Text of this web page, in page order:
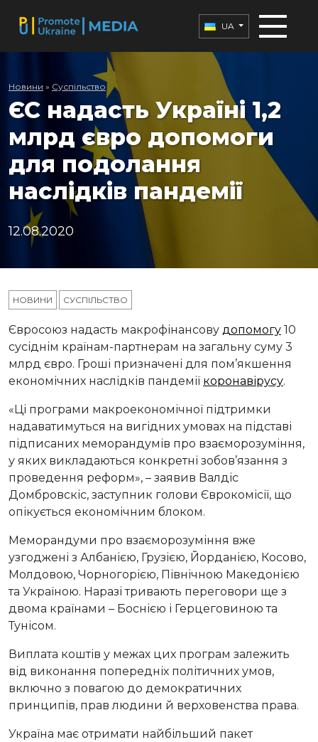
UA
Новини » Суспільство
ЄС надасть Україні 1,2
млрд євро допомоги
для подолання
наслідків пандемії
12.08.2020
НОВИНИ СУСПІЛЬСТВО
Євросоюз надасть макрофінансову допомогу 10
сусіднім країнам-партнерам на загальну суму 3
млрд євро. Гроші призначені для пом’якшення
економічних наслідків пандемії коронавірусу.
«Ці програми макроекономічної підтримки
надаватимуться на вигідних умовах на підставі
підписаних меморандумів про взаєморозуміння,
у яких викладаються конкретні зобов’язання з
проведення реформ», – заявив Валдіс
Домбровскіс, заступник голови Єврокомісії, що
опікується економічним блоком.
Меморандуми про взаєморозуміння вже
узгоджені з Албанією, Грузією, Йорданією, Косово,
Молдовою, Чорногорією, Північною Македонією
та Україною. Наразі тривають переговори ще з
двома країнами – Боснією і Герцеговиною та
Тунісом.
Виплата коштів у межах цих програм залежить
від виконання попередніх політичних умов,
включно з повагою до демократичних
принципів, прав людини й верховенства права.
Україна має отримати найбільший пакет